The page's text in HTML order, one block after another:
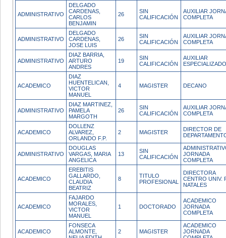
ADMINISTRATIVO
DELGADO
CARDENAS,
CARLOS
BENJAMIN
26
SIN
CALIFICACIÓN
AUXILIAR
COMPLETA
ADMINISTRATIVO
DELGADO
CARDENAS,
JOSE LUIS
26
SIN
CALIFICACIÓN
AUXILIAR
COMPLETA
ADMINISTRATIVO
DIAZ BARRIA,
ARTURO
ANDRES
19
SIN
CALIFICACIÓN
AUXILIAR
ESPECIALIZADO
ACADEMICO
DIAZ
HUENTELICAN,
VICTOR
MANUEL
4 MAGISTER DECANO
ADMINISTRATIVO
DIAZ MARTINEZ,
PAMELA
MARGOTH
26
SIN
CALIFICACIÓN
AUXILIAR
COMPLETA
ACADEMICO
DOLLENZ
ALVAREZ,
ORLANDO F.P.
2 MAGISTER
DIRECTOR DE
ADMINISTRATIVO
DOUGLAS
VARGAS, MARIA
ANGELICA
13
SIN
CALIFICACIÓN
JORNADA
COMPLETA
ACADEMICO
EREBITIS
GALLARDO,
CLAUDIA
BEATRIZ
8
TITULO
PROFESIONAL
DIRECTORA
CENTRO UNIV.
NATALES
ACADEMICO
FAJARDO
MORALES,
VICTOR
MANUEL
1 DOCTORADO
ACADEMICO
JORNADA
COMPLETA
ACADEMICO
FONSECA
ALMONTE,
2 MAGISTER
ACADEMICO
JORNADA